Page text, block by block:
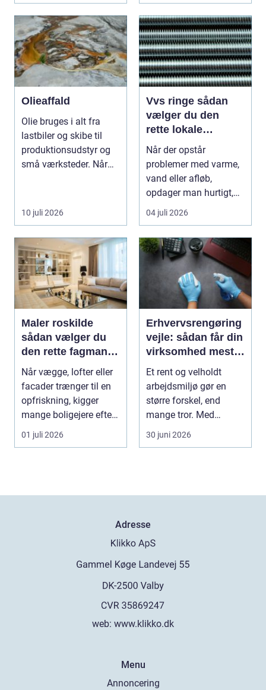
Olieaffald
Olie bruges i alt fra
lastbiler og skibe til
produktionsudstyr og
små værksteder. Når
10 juli 2026
Vvs ringe sådan
vælger du den
rette lokale
installatør
Når der opstår
problemer med varme,
vand eller afløb,
opdager man hurtigt,
hvor afhængig
04 juli 2026
Maler roskilde
sådan vælger du
den rette fagmand
til opgaven
Når vægge, lofter eller
facader trænger til en
opfriskning, kigger
mange boligejere efter
en maler R...
01 juli 2026
Erhvervsrengøring
vejle: sådan får din
virksomhed mest
ud af
rengøringsbudgett
et
Et rent og velholdt
arbejdsmiljø gør en
større forskel, end
mange tror. Med
professionel
30 juni 2026
Adresse
web: www.klikko.dk
Menu
Annoncering